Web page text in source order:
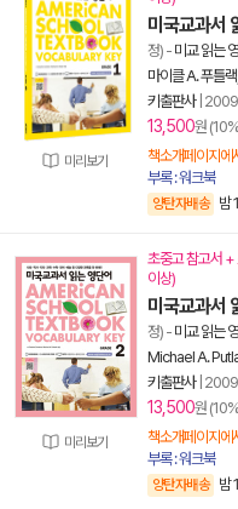
미리보기
미국교과서
정) - 미교 읽는
마이클 A. 푸틀랙
키출판사|
13,500원
책소개페이지에
부록 : 워크북
양탄자배송 밤
미리보기
초중고 참고서 +
이상)
미국교과서
정) - 미교 읽는
Michael A.
키출판사|
13,500원
책소개페이지에
부록 : 워크북
양탄자배송 밤